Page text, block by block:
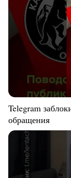
Telegram
обращения